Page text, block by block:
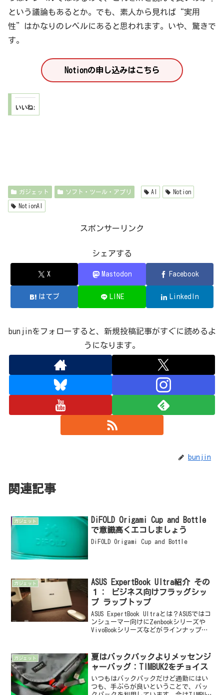
という議論もあるとか。でも、素人から見れば“実用
性”はかなりのレベルにあると思われます。いや、驚きで
す。
Notionの申し込みはこちら
いいね:
ガジェット ソフト・ツール・アプリ AI Notion
NotionAI
スポンサーリンク
シェアする
X Mastodon Facebook
はてブ LINE LinkedIn
bunjinをフォローすると、新規投稿記事がすぐに読めるよ
うになります。
bunjin
関連記事
ガジェット
DiFOLD Origami Cup and Bottle
で意識高くエコしましょう
DiFOLD Origami Cup and Bottle
ガジェット
ASUS ExpertBook Ultra紹介 その
１： ビジネス向けフラッグシッ
プ ラップトップ
ASUS ExpertBook Ultraとは？ASUSではコ
ンシューマー向けにZenbookシリーズや
VivoBookシリーズなどがラインナップさ
向け”のブランドにな...
ガジェット
夏はバックパックよりメッセンジ
ャーバッグ：TIMBUK2をチョイス
いつもはバックパックだけど通勤にはい
つも、手ぶらが良いということで、バッ